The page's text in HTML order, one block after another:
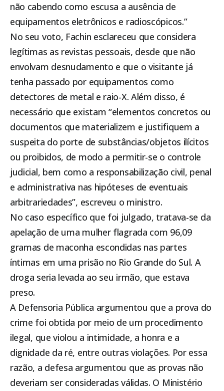
não cabendo como escusa a ausência de
equipamentos eletrônicos e radioscópicos.”
No seu voto, Fachin esclareceu que considera
legítimas as revistas pessoais, desde que não
envolvam desnudamento e que o visitante já
tenha passado por equipamentos como
detectores de metal e raio-X. Além disso, é
necessário que existam “elementos concretos ou
documentos que materializem e justifiquem a
suspeita do porte de substâncias/objetos ilícitos
ou proibidos, de modo a permitir-se o controle
judicial, bem como a responsabilização civil, penal
e administrativa nas hipóteses de eventuais
arbitrariedades”, escreveu o ministro.
No caso específico que foi julgado, tratava-se da
apelação de uma mulher flagrada com 96,09
gramas de maconha escondidas nas partes
íntimas em uma prisão no Rio Grande do Sul. A
droga seria levada ao seu irmão, que estava
preso.
A Defensoria Pública argumentou que a prova do
crime foi obtida por meio de um procedimento
ilegal, que violou a intimidade, a honra e a
dignidade da ré, entre outras violações. Por essa
razão, a defesa argumentou que as provas não
deveriam ser consideradas válidas. O Ministério